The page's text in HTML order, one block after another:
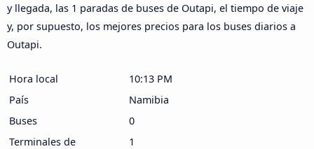
y llegada, las 1 paradas de buses de Outapi, el tiempo de viaje
y, por supuesto, los mejores precios para los buses diarios a
Outapi.
Hora local
10:13 PM
País
Namibia
Buses
0
Terminales de
1